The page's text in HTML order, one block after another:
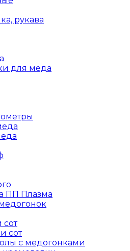
рукава
для меда
ПП Плазма
сот
сот
с медогонками